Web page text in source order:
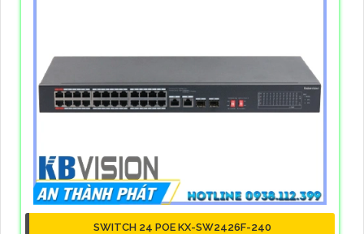
SWITCH 24 POE KX-SW2426F-240